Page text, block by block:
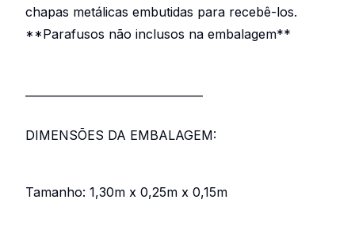
chapas metálicas embutidas para recebê-los.
**Parafusos não inclusos na embalagem**
DIMENSÕES DA EMBALAGEM:
Tamanho: 1,30m x 0,25m x 0,15m